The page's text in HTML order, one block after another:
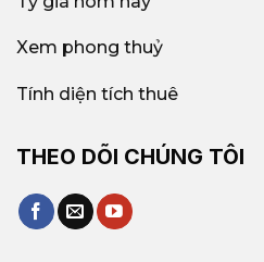
Xem phong thuỷ
Tính diện tích thuê
THEO DÕI CHÚNG TÔI